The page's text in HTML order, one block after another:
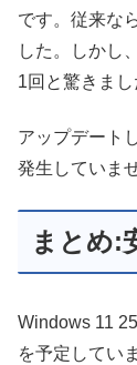
です。従来な
した。しかし
1回と驚きまし
アップデート
発生していま
まとめ:
Windows 11
を予定してい